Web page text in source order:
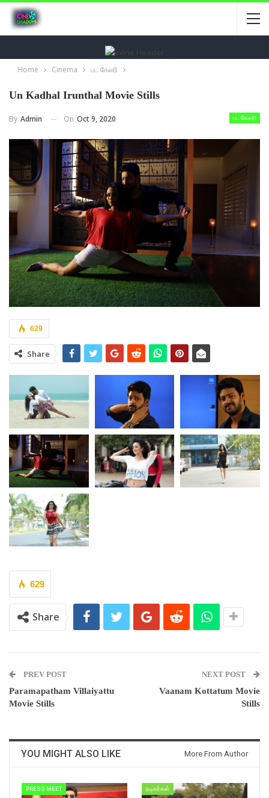
Home Cinema பட கேலரி
Un Kadhal Irunthal Movie Stills
பட கேலரி
By Admin On Oct 9, 2020
629
Share
629
Share
PREV POST
Paramapatham Villaiyattu
Movie Stills
NEXT POST
Vaanam Kottatum Movie
Stills
YOU MIGHT ALSO LIKE More From Author
PRESS MEET நடிகர்கள்